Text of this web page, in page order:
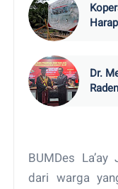
Dr.
BUMDes
dari warga